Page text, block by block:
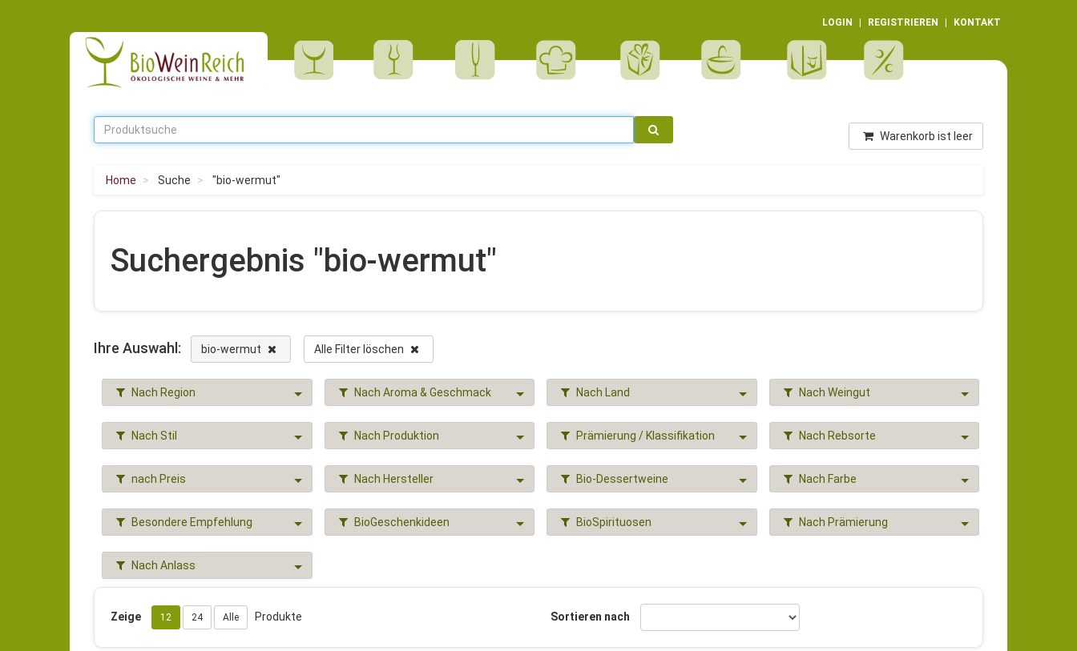
LOGIN REGISTRIEREN KONTAKT
Warenkorb ist leer
Home Suche "bio-wermut"
Suchergebnis "bio-wermut"
Ihre Auswahl: bio-wermut Alle Filter löschen
Nach Region Nach Aroma & Geschmack Nach Land Nach Weingut
Nach Stil Nach Produktion Prämierung / Klassifikation Nach Rebsorte
nach Preis Nach Hersteller Bio-Dessertweine Nach Farbe
Besondere Empfehlung BioGeschenkideen BioSpirituosen Nach Prämierung
Nach Anlass
Zeige 12 24 Alle Produkte Sortieren nach